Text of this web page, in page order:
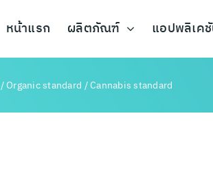
หน้าแรก ผลิตภัณฑ์ แอปพลิเค
/Organic standard /Cannabis standard